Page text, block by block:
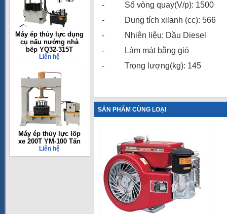
Máy ép thủy lực dụng
cụ nấu nướng nhà
bếp YQ32-315T
Liên hệ
Máy ép thủy lực lốp
xe 200T YM-100 Tấn
Liên hệ
- Số vòng quay(V/p): 1500
- Dung tích xilanh (cc): 566
- Nhiên liệu: Dầu Diesel
- Làm mát bằng gió
- Trọng lượng(kg): 145
SẢN PHẨM CÙNG LOẠI